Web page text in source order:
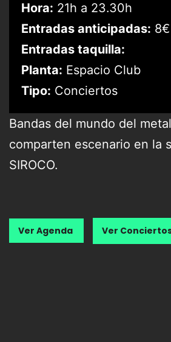
Hora: 21h a 23.30h
Entradas anticipadas: 8€
Entradas taquilla:
Planta: Espacio Club
Tipo: Conciertos
Bandas del mundo del
comparten escenario en la
SIROCO.
Ver Agenda Ver